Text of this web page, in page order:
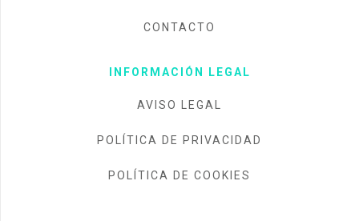
CONTACTO
INFORMACIÓN LEGAL
AVISO LEGAL
POLÍTICA DE PRIVACIDAD
POLÍTICA DE COOKIES